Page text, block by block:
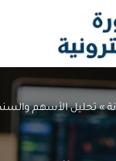
»تحليل الأسهم